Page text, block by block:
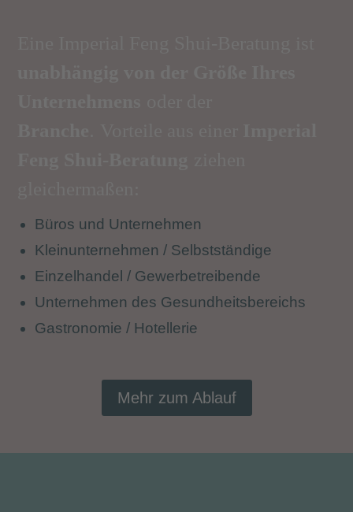
Büros und Unternehmen
Kleinunternehmen / Selbstständige
Einzelhandel / Gewerbetreibende
Unternehmen des Gesundheitsbereichs
Gastronomie / Hotellerie
Mehr zum Ablauf